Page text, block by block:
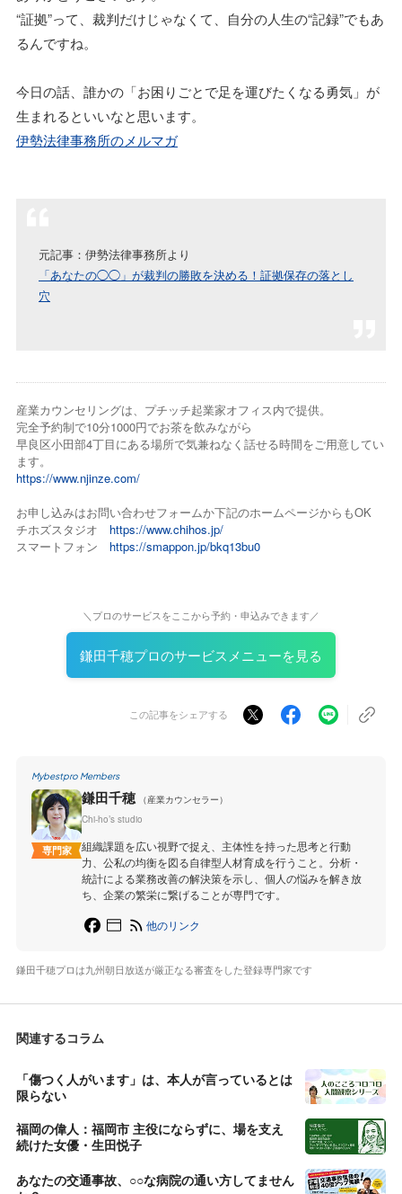
“証拠”って、裁判だけじゃなくて、自分の人生の“記録”でもあ
るんですね。
今日の話、誰かの「お困りごとで足を運びたくなる勇気」が
生まれるといいなと思います。
伊勢法律事務所のメルマガ
元記事：伊勢法律事務所より
「あなたの◯◯」が裁判の勝敗を決める！証拠保存の落とし
穴
産業カウンセリングは、プチッチ起業家オフィス内で提供。
完全予約制で10分1000円でお茶を飲みながら
早良区小田部4丁目にある場所で気兼ねなく話せる時間をご用意してい
ます。
https://www.njinze.com/
お申し込みはお問い合わせフォームか下記のホームページからもOK
チホズスタジオ https://www.chihos.jp/
スマートフォン https://smappon.jp/bkq13bu0
＼プロのサービスをここから予約・申込みできます／
鎌田千穂プロのサービスメニューを見る
この記事をシェアする
Mybestpro Members
専門家
鎌田千穂
（産業カウンセラー）
Chi-ho’s studio
組織課題を広い視野で捉え、主体性を持った思考と行動
力、公私の均衡を図る自律型人材育成を行うこと。分析・
統計による業務改善の解決策を示し、個人の悩みを解き放
ち、企業の繁栄に繋げることが専門です。
他のリンク
鎌田千穂プロは九州朝日放送が厳正なる審査をした登録専門家です
関連するコラム
「傷つく人がいます」は、本人が言っているとは
限らない
福岡の偉人：福岡市 主役にならずに、場を支え
続けた女優・生田悦子
あなたの交通事故、○○な病院の通い方してません